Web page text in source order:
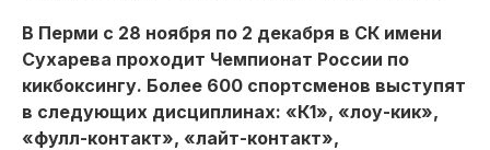
В Перми с 28 ноября по 2 декабря в СК имени
Сухарева проходит Чемпионат России по
кикбоксингу. Более 600 спортсменов выступят
в следующих дисциплинах: «К1», «лоу-кик»,
«фулл-контакт», «лайт-контакт»,